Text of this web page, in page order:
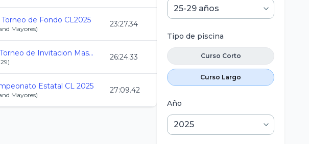
Torneo de Fondo CL2025
Mayores)
23:27.34
32 Torneo de Invitacion Master NORTE
)
26:24.33
Estatal CL 2025
Mayores)
27:09.42
Tipo de piscina
Curso Corto
Curso Largo
Año